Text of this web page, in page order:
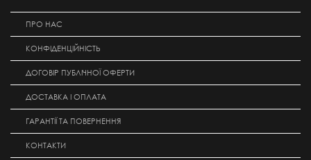
ПРО НАС
КОНФІДЕНЦІЙНІСТЬ
ДОГОВІР ПУБЛІЧНОЇ ОФЕРТИ
ДОСТАВКА І ОПЛАТА
ГАРАНТІЇ ТА ПОВЕРНЕННЯ
КОНТАКТИ